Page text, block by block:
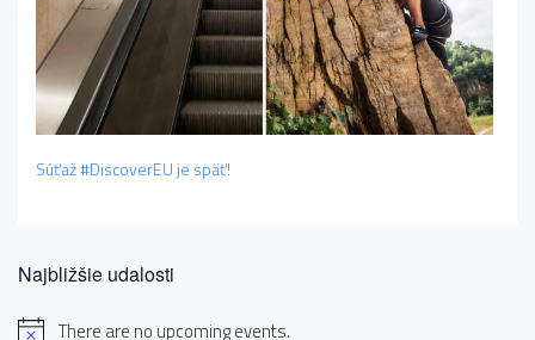
Súťaž #DiscoverEU je späť!
Najbližšie udalosti
There are no upcoming events.